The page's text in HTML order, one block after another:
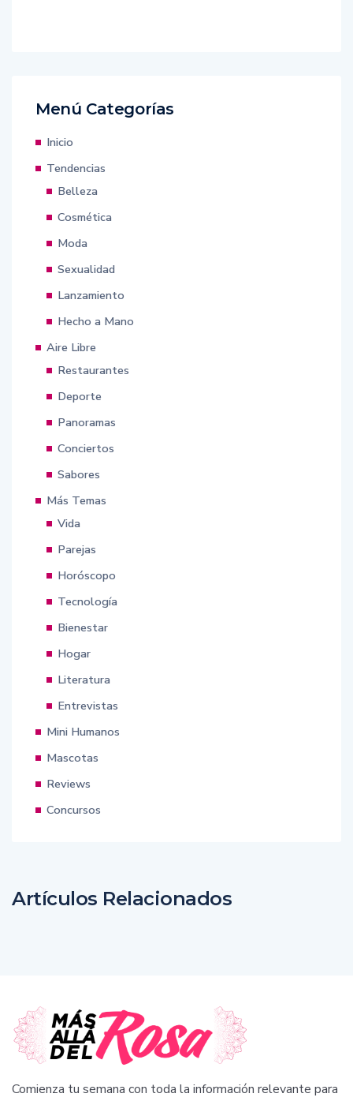
Menú Categorías
Inicio
Tendencias
Belleza
Cosmética
Moda
Sexualidad
Lanzamiento
Hecho a Mano
Aire Libre
Restaurantes
Deporte
Panoramas
Conciertos
Sabores
Más Temas
Vida
Parejas
Horóscopo
Tecnología
Bienestar
Hogar
Literatura
Entrevistas
Mini Humanos
Mascotas
Reviews
Concursos
Artículos Relacionados
Comienza tu semana con toda la información relevante para